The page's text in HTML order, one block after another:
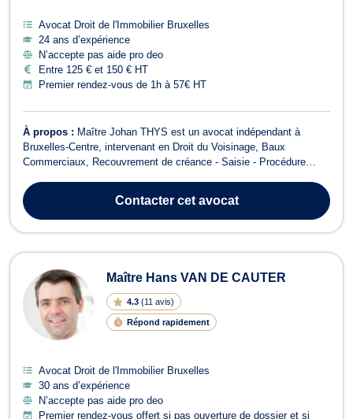
Avocat Droit de l'Immobilier Bruxelles
24 ans d’expérience
N’accepte pas aide pro deo
Entre 125 € et 150 € HT
Premier rendez-vous de 1h à 57€ HT
À propos : Maître Johan THYS est un avocat indépendant à
Bruxelles-Centre, intervenant en Droit du Voisinage, Baux
Commerciaux, Recouvrement de créance - Saisie - Procédure
problématiques juridiques liées aux litiges de voisinage, aux baux
et aux questions immobilières,...
Contactercet avocat
Maître Hans VAN DE CAUTER
4.3 (11 avis)
Répond rapidement
Avocat Droit de l'Immobilier Bruxelles
30 ans d’expérience
N’accepte pas aide pro deo
Premier rendez-vous offert si pas ouverture de dossier et si